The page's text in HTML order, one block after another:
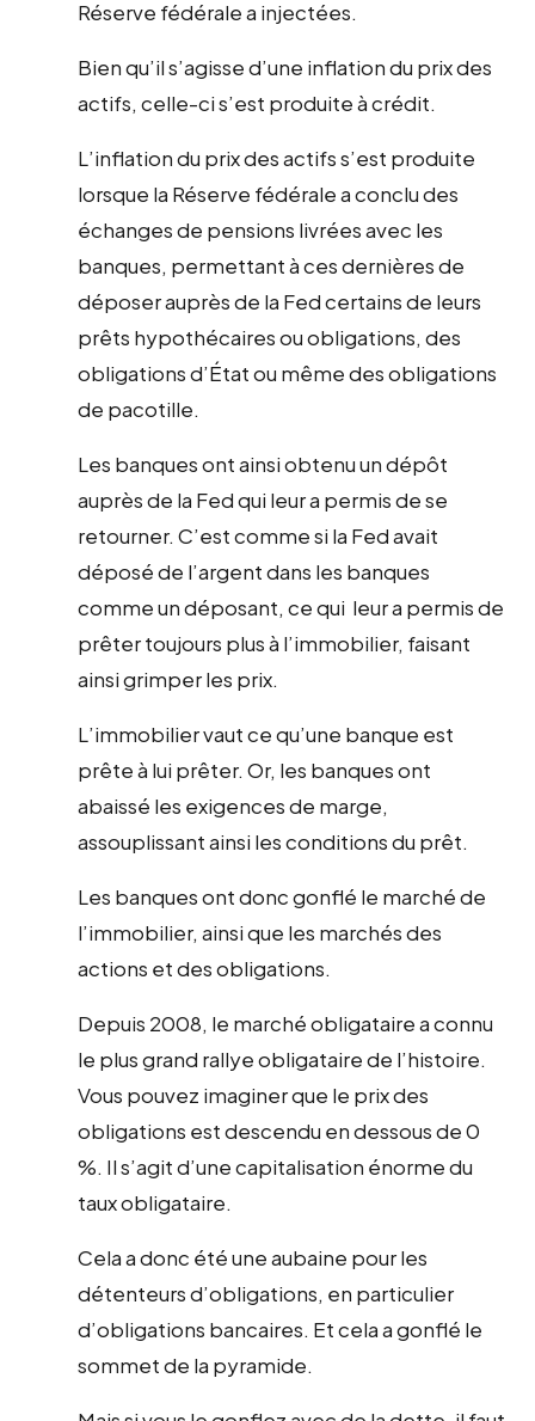
Réserve fédérale a injectées.
Bien qu’il s’agisse d’une inflation du prix des
actifs, celle-ci s’est produite à crédit.
L’inflation du prix des actifs s’est produite
lorsque la Réserve fédérale a conclu des
échanges de pensions livrées avec les
banques, permettant à ces dernières de
déposer auprès de la Fed certains de leurs
prêts hypothécaires ou obligations, des
obligations d’État ou même des obligations
de pacotille.
Les banques ont ainsi obtenu un dépôt
auprès de la Fed qui leur a permis de se
retourner. C’est comme si la Fed avait
déposé de l’argent dans les banques
comme un déposant, ce qui leur a permis de
prêter toujours plus à l’immobilier, faisant
ainsi grimper les prix.
L’immobilier vaut ce qu’une banque est
prête à lui prêter. Or, les banques ont
abaissé les exigences de marge,
assouplissant ainsi les conditions du prêt.
Les banques ont donc gonflé le marché de
l’immobilier, ainsi que les marchés des
actions et des obligations.
Depuis 2008, le marché obligataire a connu
le plus grand rallye obligataire de l’histoire.
Vous pouvez imaginer que le prix des
obligations est descendu en dessous de 0
%. Il s’agit d’une capitalisation énorme du
taux obligataire.
Cela a donc été une aubaine pour les
détenteurs d’obligations, en particulier
d’obligations bancaires. Et cela a gonflé le
sommet de la pyramide.